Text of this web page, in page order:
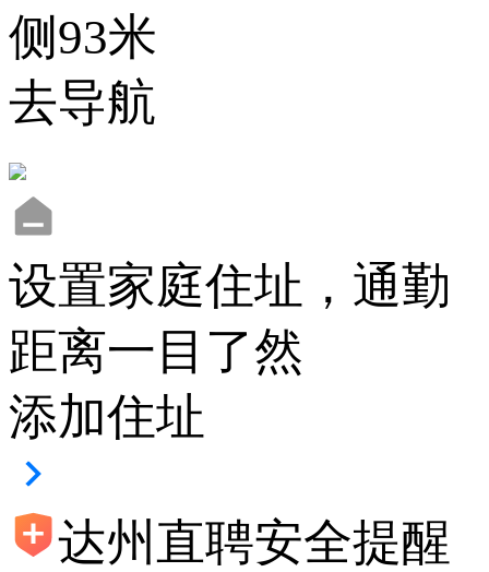
侧93米
去导航
设置家庭住址，通勤
距离一目了然
添加住址
达州直聘安全提醒